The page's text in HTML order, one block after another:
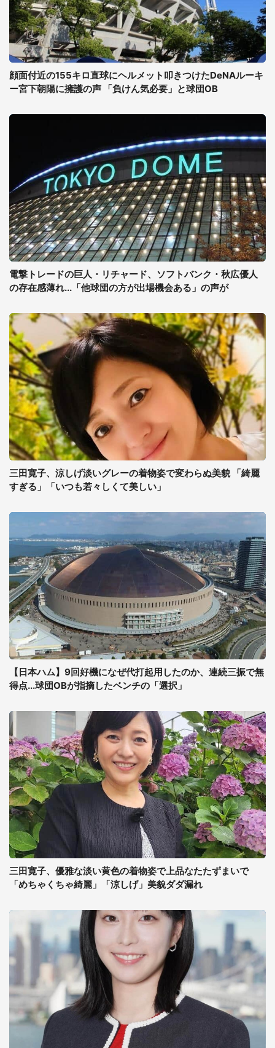
顔面付近の155キロ直球にヘルメット叩きつけたDeNAルーキ
ー宮下朝陽に擁護の声 「負けん気必要」と球団OB
電撃トレードの巨人・リチャード、ソフトバンク・秋広優人
の存在感薄れ...「他球団の方が出場機会ある」の声が
三田寛子、涼しげ淡いグレーの着物姿で変わらぬ美貌 「綺麗
すぎる」「いつも若々しくて美しい」
【日本ハム】9回好機になぜ代打起用したのか、連続三振で無
得点...球団OBが指摘したベンチの「選択」
三田寛子、優雅な淡い黄色の着物姿で上品なたたずまいで
「めちゃくちゃ綺麗」「涼しげ」美貌ダダ漏れ